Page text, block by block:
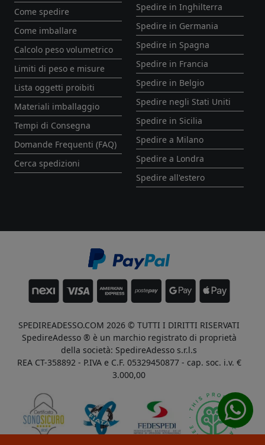
Come spedire
Come imballare
Calcolo peso volumetrico
Limiti di peso e misure
Lista oggetti proibiti
Materiali imballaggio
Tempi di Consegna
Domande Frequenti (FAQ)
Cerca spedizioni
Spedire in Inghilterra
Spedire in Germania
Spedire in Spagna
Spedire in Francia
Spedire in Belgio
Spedire negli Stati Uniti
Spedire in Sicilia
Spedire a Milano
Spedire a Londra
Spedire all'estero
SPEDIREADESSO.COM 2026 © TUTTI I DIRITTI RISERVATI
SpedireAdesso ® è un marchio registrato di proprietà
della società: SpedireAdesso s.r.l.s
REA CT-358892 - P.IVA e C.F. 05329450877 - cap. soc. i.v. €
3.000,00